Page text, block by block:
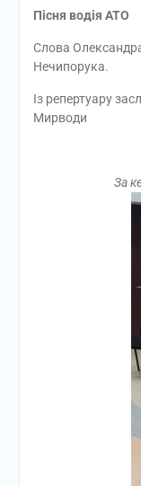
Пісня водія АТО
Слова
Нечипорука.
Із репертуару
Мирводи
За